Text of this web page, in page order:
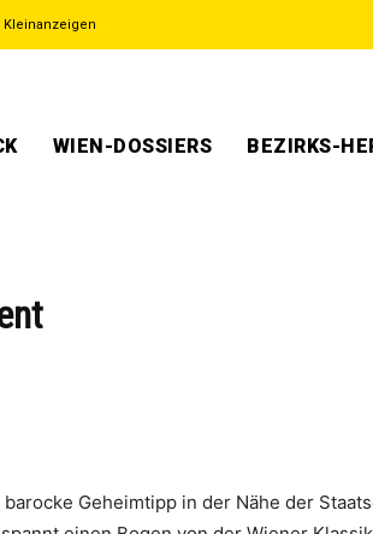
Kleinanzeigen
WIEN-DOSSIERS BEZIRKS-
Geheimtipp in der Nähe der